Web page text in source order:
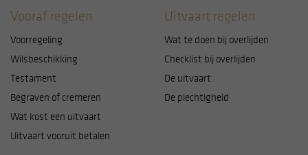
Vooraf regelen
Voorregeling
Wilsbeschikking
Testament
Begraven of cremeren
Wat kost een uitvaart
Uitvaart vooruit betalen
Uitvaart regelen
Wat te doen bij overlijden
Checklist bij overlijden
De uitvaart
De plechtigheid